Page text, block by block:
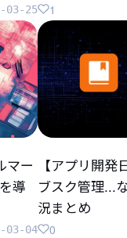
03-25 1
マー
導
03-04
【アプリ開
ブスク管理...
況まとめ
0